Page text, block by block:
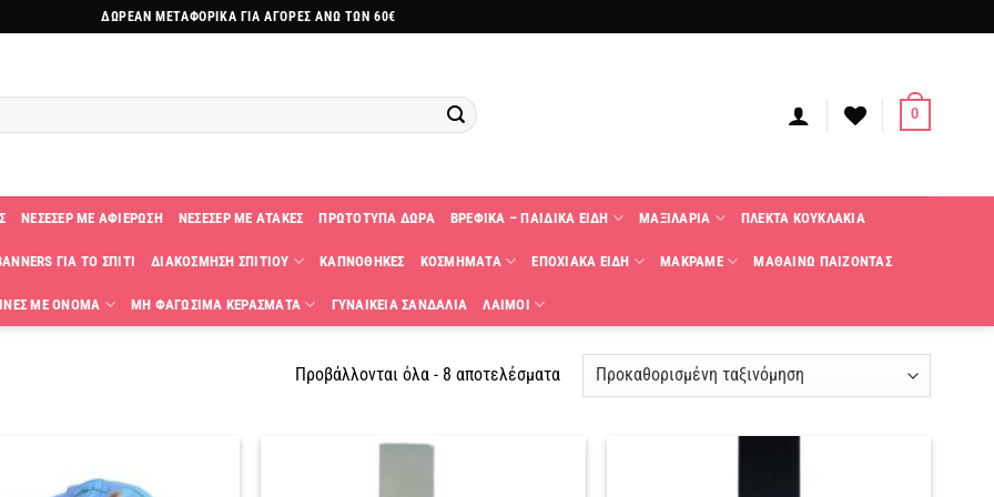
ΔΩΡΕΑΝ ΜΕΤΑΦΟΡΙΚΑ ΓΙΑ ΑΓΟΡΕΣ ΑΝΩ ΤΩΝ 60€
0
ΝΕΣΕΣΕΡ ΜΕ ΑΦΙΕΡΩΣΗ ΝΕΣΕΣΕΡ ΜΕ ΑΤΑΚΕΣ ΠΡΩΤΟΤΥΠΑ ΔΩΡΑ ΒΡΕΦΙΚΑ – ΠΑΙΔΙΚΑ ΕΙΔΗ ΜΑΞΙΛΑΡΙΑ ΠΛΕΚΤΑ KΟΥΚΛΑΚΙΑ
ΓΙΑ ΤΟ ΣΠΙΤΙ ΔΙΑΚΟΣΜΗΣΗ ΣΠΙΤΙΟΥ ΚΑΠΝΟΘΗΚΕΣ ΚΟΣΜΗΜΑΤΑ ΕΠΟΧΙΑΚΑ ΕΙΔΗ ΜΑΚΡΑΜΕ ΜΑΘΑΙΝΩ ΠΑΙΖΟΝΤΑΣ
ΜΕ ΟΝΟΜΑ ΜΗ ΦΑΓΩΣΙΜΑ ΚΕΡΑΣΜΑΤΑ ΓΥΝΑΙΚΕΙΑ ΣΑΝΔΑΛΙΑ ΛΑΙΜΟΙ
Προβάλλονται όλα - 8 αποτελέσματα